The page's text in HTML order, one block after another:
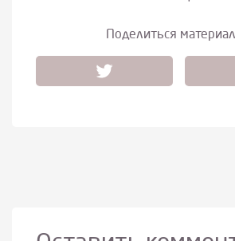
Поделиться